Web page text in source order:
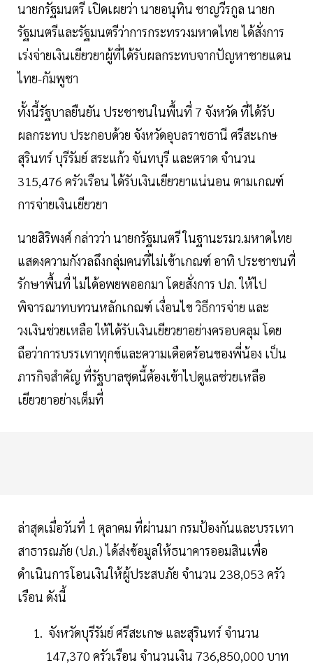
นายกรัฐมนตรี เปิดเผยว่า นายอนุทิน ชาญวีรกูล นายก
รัฐมนตรีและรัฐมนตรีว่าการกระทรวงมหาดไทย ได้สั่งการ
เร่งจ่ายเงินเยียวยาผู้ที่ได้รับผลกระทบจากปัญหาชายแดน
ไทย-กัมพูชา
ทั้งนี้รัฐบาลยืนยัน ประชาชนในพื้นที่ 7 จังหวัด ที่ได้รับ
ผลกระทบ ประกอบด้วย จังหวัดอุบลราชธานี ศรีสะเกษ
สุรินทร์ บุรีรัมย์ สระแก้ว จันทบุรี และตราด จำนวน
315,476 ครัวเรือน ได้รับเงินเยียวยาแน่นอน ตามเกณฑ์
การจ่ายเงินเยียวยา
นายสิริพงศ์ กล่าวว่า นายกรัฐมนตรี ในฐานะรมว.มหาดไทย
แสดงความกังวลถึงกลุ่มคนที่ไม่เข้าเกณฑ์ อาทิ ประชาชนที่
รักษาพื้นที่ ไม่ได้อพยพออกมา โดยสั่งการ ปภ. ให้ไป
พิจารณาทบทวนหลักเกณฑ์ เงื่อนไข วิธีการจ่าย และ
วงเงินช่วยเหลือ ให้ได้รับเงินเยียวยาอย่างครอบคลุม โดย
ถือว่าการบรรเทาทุกข์และความเดือดร้อนของพี่น้อง เป็น
ภารกิจสำคัญ ที่รัฐบาลชุดนี้ต้องเข้าไปดูแลช่วยเหลือ
เยียวยาอย่างเต็มที่
ล่าสุดเมื่อวันที่ 1 ตุลาคม ที่ผ่านมา กรมป้องกันและบรรเทา
สาธารณภัย (ปภ.) ได้ส่งข้อมูลให้ธนาคารออมสินเพื่อ
ดำเนินการโอนเงินให้ผู้ประสบภัย จำนวน 238,053 ครัว
เรือน ดังนี้
จังหวัดบุรีรัมย์ ศรีสะเกษ และสุรินทร์ จำนวน
147,370 ครัวเรือน จำนวนเงิน 736,850,000 บาท